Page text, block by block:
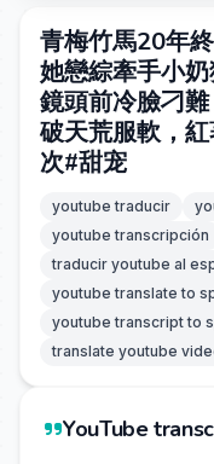
青梅竹馬20年
她戀綜牽手小
鏡頭前冷臉刁
破天荒服軟，
次#甜宠
youtube traducir
youtube transcripción
traducir youtube al
youtube translate to
youtube transcript to
translate youtube
YouTube